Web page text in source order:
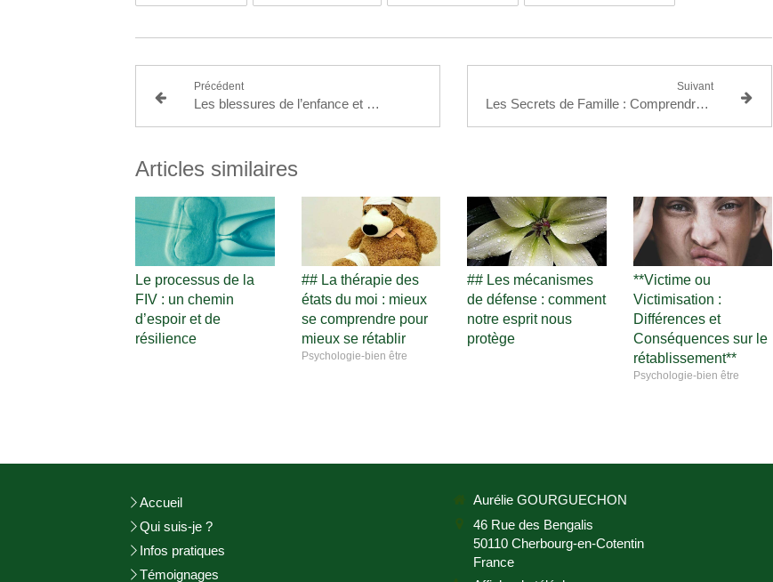
Précédent
Les blessures de l’enfance et leur impact sur la vie de couple
Suivant
Les Secrets de Famille : Comprendre et Gérer
Articles similaires
Le processus de la
FIV : un chemin
d’espoir et de
résilience
## La thérapie des
états du moi : mieux
se comprendre pour
mieux se rétablir
Psychologie-bien être
## Les mécanismes
de défense : comment
notre esprit nous
protège
**Victime ou
Victimisation :
Différences et
Conséquences sur le
rétablissement**
Psychologie-bien être
Accueil
Qui suis-je ?
Infos pratiques
Témoignages
Aurélie GOURGUECHON
46 Rue des Bengalis
50110 Cherbourg-en-Cotentin
France